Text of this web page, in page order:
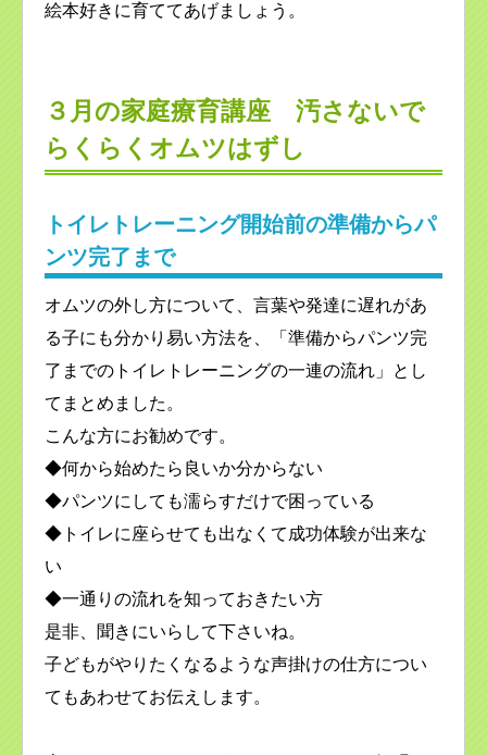
絵本好きに育ててあげましょう。
３月の家庭療育講座 汚さないで
らくらくオムツはずし
トイレトレーニング開始前の準備からパ
ンツ完了まで
オムツの外し方について、言葉や発達に遅れがあ
る子にも分かり易い方法を、「準備からパンツ完
了までのトイレトレーニングの一連の流れ」とし
てまとめました。
こんな方にお勧めです。
◆何から始めたら良いか分からない
◆パンツにしても濡らすだけで困っている
◆トイレに座らせても出なくて成功体験が出来な
い
◆一通りの流れを知っておきたい方
是非、聞きにいらして下さいね。
子どもがやりたくなるような声掛けの仕方につい
てもあわせてお伝えします。